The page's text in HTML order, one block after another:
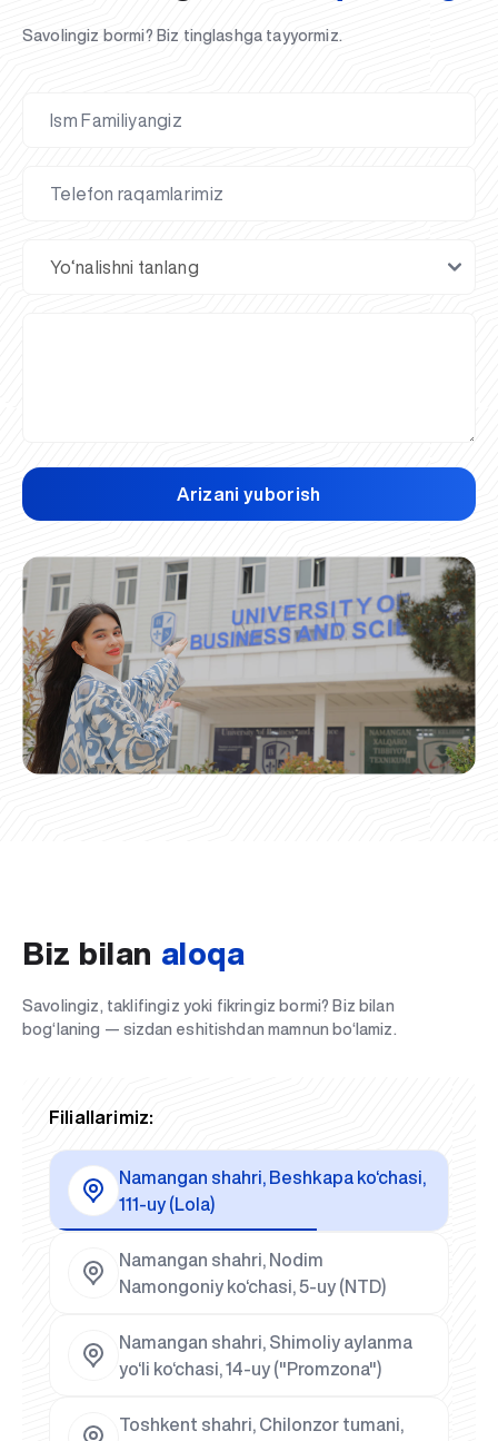
Savolingiz bormi? Biz tinglashga tayyormiz.
Arizani yuborish
Biz bilan aloqa
Savolingiz, taklifingiz yoki fikringiz bormi? Biz bilan
bog‘laning — sizdan eshitishdan mamnun bo‘lamiz.
Filiallarimiz:
Namangan shahri, Beshkapa ko‘chasi,
111-uy (Lola)
Namangan shahri, Nodim
Namongoniy ko‘chasi, 5-uy (NTD)
Namangan shahri, Shimoliy aylanma
yo‘li ko‘chasi, 14-uy ("Promzona")
Toshkent shahri, Chilonzor tumani,